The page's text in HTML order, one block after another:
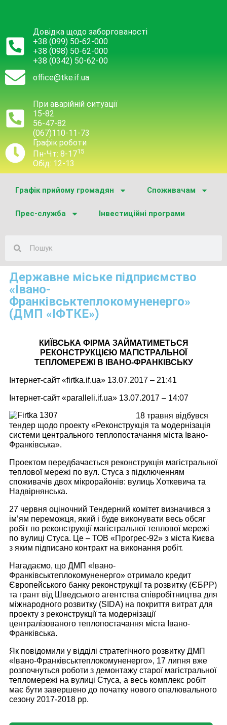
Довідка щодо заборгованості
+38 (099) 50-62-000
+38 (098) 50-62-000
+38 (0342) 50-62-00
office@tke.if.ua
При аварійній ситуації
15-82
56-47-82
(067)110-11-73
Графік роботи
Пн-Чт: 8-1715
Обід: 12-13
Графік прийому громадян Споживачам
Прес-служба Інвестиційні програми
Державне міське підприємство
«Івано-
Франківськтеплокомуненерго»
(ДМП «ІФТКЕ»)
КИЇВСЬКА ФІРМА ЗАЙМАТИМЕТЬСЯ
РЕКОНСТРУКЦІЄЮ МАГІСТРАЛЬНОЇ
ТЕПЛОМЕРЕЖІ В ІВАНО-ФРАНКІВСЬКУ
Інтернет-сайт «firtka.if.ua» 13.07.2017 – 21:41
Інтернет-сайт «paralleli.if.ua» 13.07.2017 – 14:07
18 травня відбувся
тендер щодо проекту «Реконструкція та модернізація
системи центрального теплопостачання міста Івано-
Франківська».
Проектом передбачається реконструкція магістральної
теплової мережі по вул. Стуса з підключенням
споживачів двох мікрорайонів: вулиць Хоткевича та
Надвірнянська.
27 червня оціночний Тендерний комітет визначився з
ім’ям переможця, який і буде виконувати весь обсяг
робіт по реконструкції магістральної теплової мережі
по вулиці Стуса. Це – ТОВ «Прогрес-92» з міста Києва
з яким підписано контракт на виконання робіт.
Нагадаємо, що ДМП «Івано-
Франківськтеплокомуненерго» отримало кредит
Європейського банку реконструкції та розвитку (ЄБРР)
та грант від Шведського агентства співробітництва для
міжнародного розвитку (SIDA) на покриття витрат для
проекту з реконструкції та модернізації
централізованого теплопостачання міста Івано-
Франківська.
Як повідомили у відділі стратегічного розвитку ДМП
«Івано-Франківськтеплокомуненерго», 17 липня вже
розпочнуться роботи з демонтажу старої магістральної
тепломережі на вулиці Стуса, а весь комплекс робіт
має бути завершено до початку нового опалювального
сезону 2017-2018 рр.